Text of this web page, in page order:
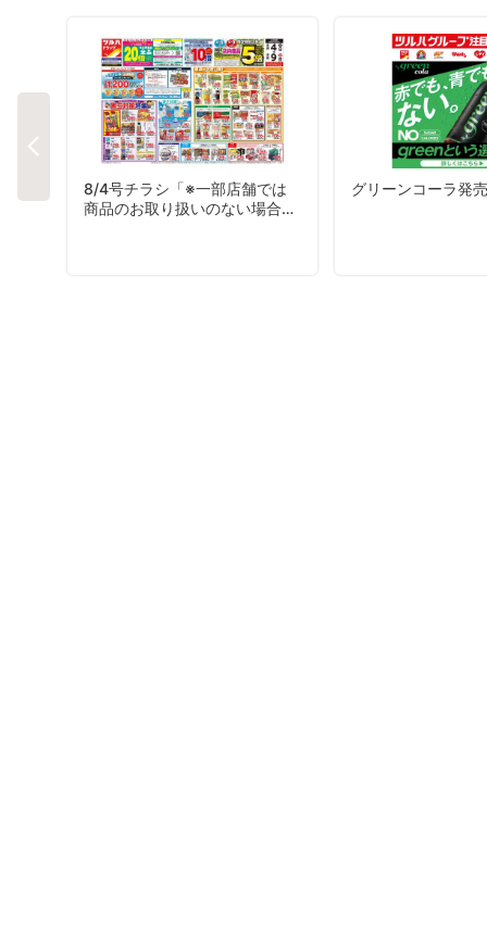
8/4号チラシ「※一部店舗では
商品のお取り扱いのない場合が
グリーンコーラ発売